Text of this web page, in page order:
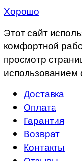
Хорошо
Этот сайт
комфортной
просмотр
использованием
Доставка
Оплата
Гарантия
Возврат
Контакты